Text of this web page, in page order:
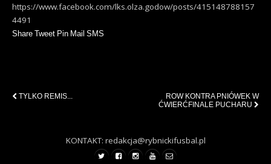
https://www.facebook.com/lks.olza.godow/posts/415148788157
4491
Share Tweet Pin Mail SMS
TYLKO REMIS...
ROW KONTRA PNIÓWEK W
ĆWIERĆFINALE PUCHARU
KONTAKT: redakcja@rybnickifusbal.pl